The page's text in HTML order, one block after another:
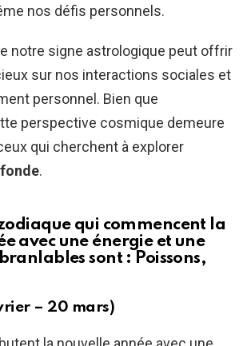
nos défis personnels.
notre signe astrologique peut offrir
sur nos interactions sociales et
personnel. Bien que
perspective cosmique demeure
qui cherchent à explorer
.
zodiaque qui commencent la
avec une énergie et une
sont : Poissons,
– 20 mars)